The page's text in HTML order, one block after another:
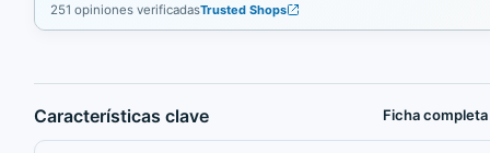
251 opiniones verificadasTrusted Shops
Características clave Ficha completa